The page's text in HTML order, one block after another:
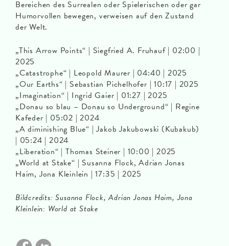
Bereichen des Surrealen oder Spielerischen oder gar
Humorvollen bewegen, verweisen auf den Zustand
der Welt.
„This Arrow Points“ | Siegfried A. Fruhauf | 02:00 |
2025
„Catastrophe“ | Leopold Maurer | 04:40 | 2025
„Our Earths“ | Sebastian Pichelhofer | 10:17 | 2025
„Imagination“ | Ingrid Gaier | 01:27 | 2025
„Donau so blau – Donau so Underground“ | Regine
Kafeder | 05:02 | 2024
„A diminishing Blue“ | Jakob Jakubowski (Kubakub)
| 05:24 | 2024
„Liberation“ | Thomas Steiner | 10:00 | 2025
„World at Stake“ | Susanna Flock, Adrian Jonas
Haim, Jona Kleinlein | 17:35 | 2025
Bildcredits: Susanna Flock, Adrian Jonas Haim, Jona
Kleinlein: World at Stake